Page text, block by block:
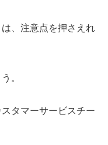
、注意点を押さえれ
。
タマーサービスチー